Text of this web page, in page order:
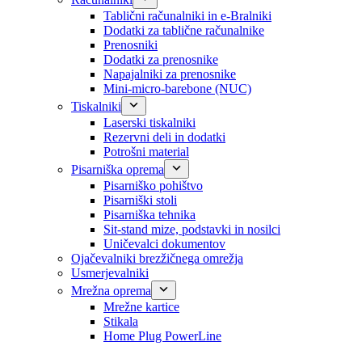
Tablični računalniki in e-Bralniki
Dodatki za tablične računalnike
Prenosniki
Dodatki za prenosnike
Napajalniki za prenosnike
Mini-micro-barebone (NUC)
Tiskalniki
Laserski tiskalniki
Rezervni deli in dodatki
Potrošni material
Pisarniška oprema
Pisarniško pohištvo
Pisarniški stoli
Pisarniška tehnika
Sit-stand mize, podstavki in nosilci
Uničevalci dokumentov
Ojačevalniki brezžičnega omrežja
Usmerjevalniki
Mrežna oprema
Mrežne kartice
Stikala
Home Plug PowerLine